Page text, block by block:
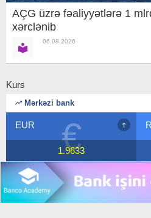
AÇG üzrə fəaliyyətlərə 1
xərclənib
06.08.2026
Kurs
Mərkəzi bank
₽
RUB
2.1023